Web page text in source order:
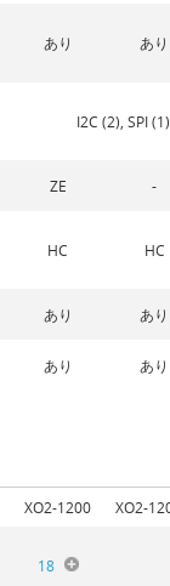
あり あり
I2C (2), SPI
ZE -
HC HC
あり あり
あり あり
XO2-1200
XO2-
18